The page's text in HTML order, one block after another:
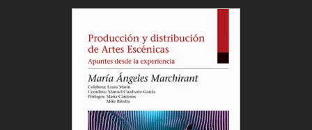
14:30 a 15:30h
14:30 Mercado Acre (Carlos S. Cervigón)
14:50 Bomagui (Laura Andrés)
15:10 Patio Noviciado (Ana D.Quijada)
15:30 Malirians Records (Victoria Izquierdo)
La Íntegra Teatro – Microteatro en Calle Noviciado
Cargar más